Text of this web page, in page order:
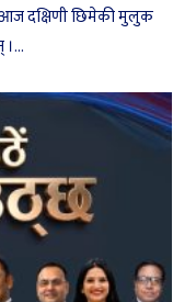
आज दक्षिणी छिमेकी मुलुक